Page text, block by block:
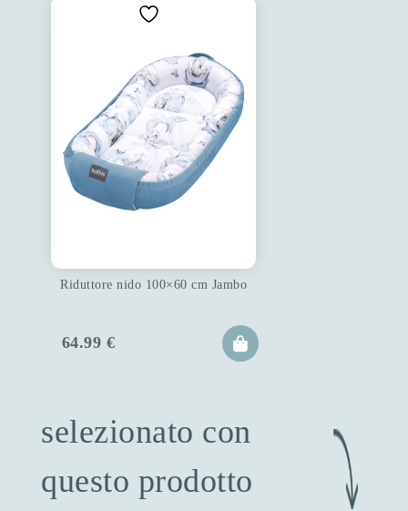
Riduttore nido 100×60 cm Jambo
64.99 €
selezionato con
questo prodotto